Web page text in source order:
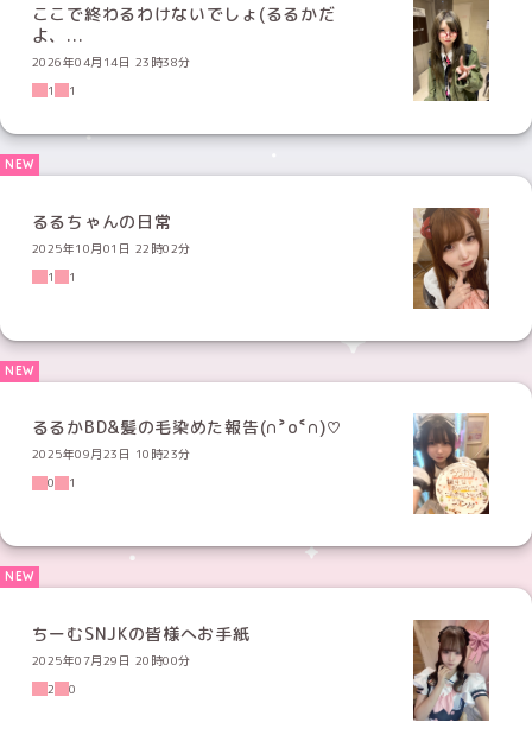
ここで終わるわけないでしょ(るるかだ
よ、...
2026年04月14日 23時38分
1
1
るるちゃんの日常
2025年10月01日 22時02分
1
1
るるかBD&髪の毛染めた報告(∩˃o˂∩)♡
2025年09月23日 10時23分
0
1
ちーむSNJKの皆様へお手紙
2025年07月29日 20時00分
2
0